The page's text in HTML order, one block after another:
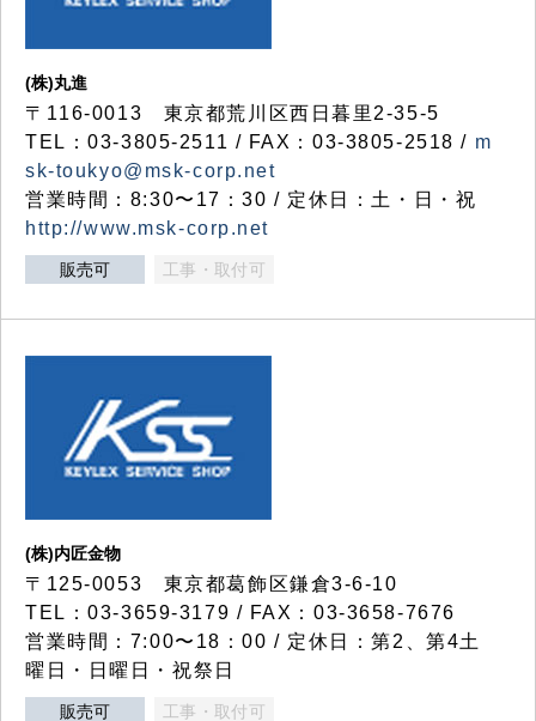
(株)丸進
〒116-0013 東京都荒川区西日暮里2-35-5
TEL：03-3805-2511 / FAX：03-3805-2518 / m
sk-toukyo@msk-corp.net
営業時間：8:30〜17：30 / 定休日：土・日・祝
http://www.msk-corp.net
販売可 工事・取付可
(株)内匠金物
〒125-0053 東京都葛飾区鎌倉3-6-10
TEL：03-3659-3179 / FAX：03-3658-7676
営業時間：7:00〜18：00 / 定休日：第2、第4土
曜日・日曜日・祝祭日
販売可 工事・取付可